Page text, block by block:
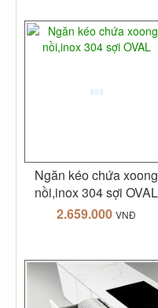
Ngăn kéo chứa xoong
nồi,inox 304 sợi OVAL
2.659.000 VNĐ